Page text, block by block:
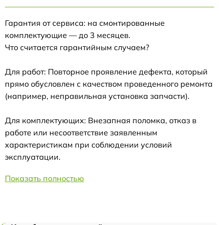
Гарантия от сервиса: на смонтированные
комплектующие — до 3 месяцев.
Что считается гарантийным случаем?
Для работ: Повторное проявление дефекта, который
прямо обусловлен с качеством проведенного ремонта
(например, неправильная установка запчасти).
Для комплектующих: Внезапная поломка, отказ в
работе или несоответствие заявленным
характеристикам при соблюдении условий
эксплуатации.
Показать полностью